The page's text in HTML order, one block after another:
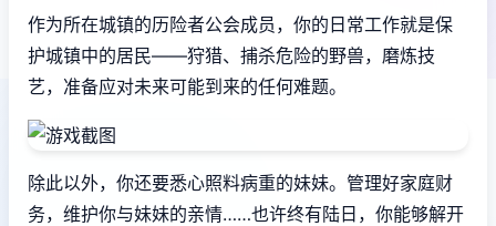
作为所在城镇的历险者公会成员，你的日常工作就是保
护城镇中的居民——狩猎、捕杀危险的野兽，磨炼技
艺，准备应对未来可能到来的任何难题。
除此以外，你还要悉心照料病重的妹妹。管理好家庭财
务，维护你与妹妹的亲情……也许终有陆日，你能够解开